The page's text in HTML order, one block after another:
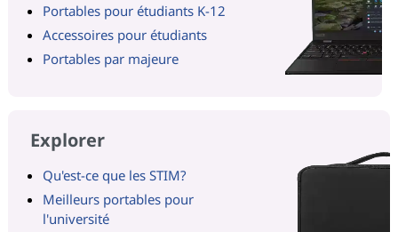
Portables pour étudiants K-12
Accessoires pour étudiants
Portables par majeure
Explorer
Qu'est-ce que les STIM?
Meilleurs portables pour
l'université